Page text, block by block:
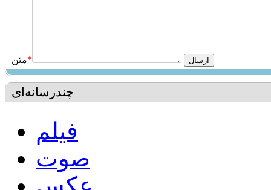
متن*
چندرسانه‌ای
فیلم
صوت